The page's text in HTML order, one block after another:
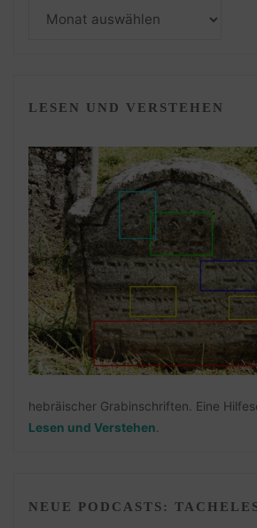
Monatsarchiv
LESEN UND VERSTEHEN
hebräischer Grabinschriften. Eine
Lesen und Verstehen
NEUE PODCASTS: